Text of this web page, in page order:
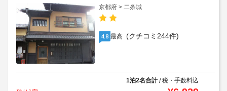
京都府 > 二条城
4.8 最高 (クチコミ244件)
1泊2名合計/税・手数料込